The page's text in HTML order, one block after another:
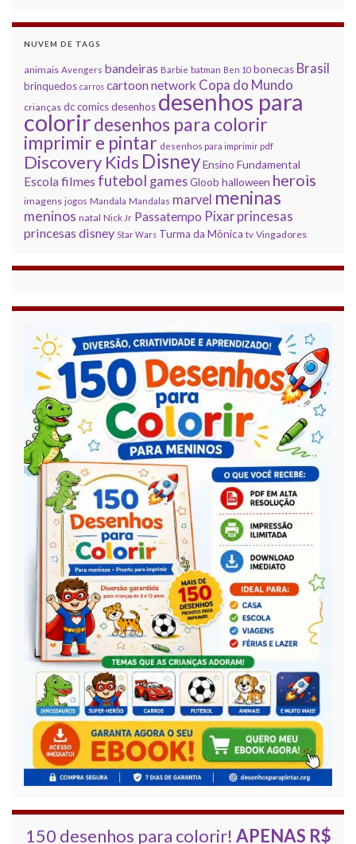
NUVEM DE TAGS
animais Avengers bandeiras Barbie batman Ben 10 bonecas Brasil
brinquedos carros cartoon network Copa do Mundo
crianças dc comicsdesenhos desenhos para
colorirdesenhos para colorir
imprimir e pintar desenhos para imprimir pdf
Discovery Kids DisneyEnsino Fundamental
Escola filmes futebol gamesGloob halloween herois
imagens jogos Mandala Mandalas marvel meninas
meninos natal Nick Jr Passatempo Pixar princesas
princesas disney Star Wars Turma da Mônica tv Vingadores
150 desenhos para colorir! APENAS R$